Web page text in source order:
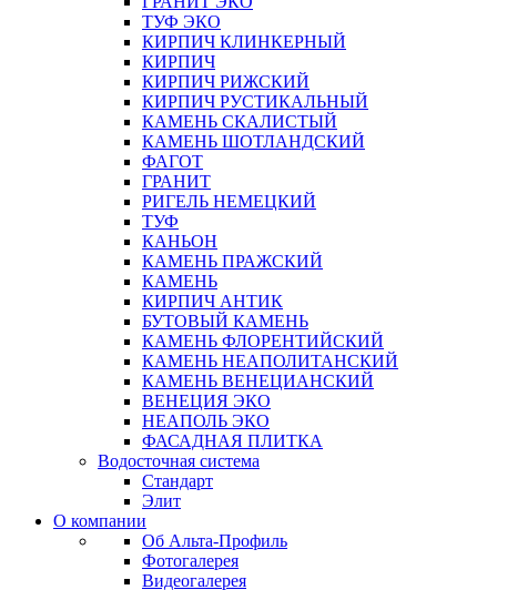
ТУФ ЭКО
КИРПИЧ КЛИНКЕРНЫЙ
КИРПИЧ
КИРПИЧ РИЖСКИЙ
КИРПИЧ РУСТИКАЛЬНЫЙ
КАМЕНЬ СКАЛИСТЫЙ
КАМЕНЬ ШОТЛАНДСКИЙ
ФАГОТ
ГРАНИТ
РИГЕЛЬ НЕМЕЦКИЙ
ТУФ
КАНЬОН
КАМЕНЬ ПРАЖСКИЙ
КАМЕНЬ
КИРПИЧ АНТИК
БУТОВЫЙ КАМЕНЬ
КАМЕНЬ ФЛОРЕНТИЙСКИЙ
КАМЕНЬ НЕАПОЛИТАНСКИЙ
КАМЕНЬ ВЕНЕЦИАНСКИЙ
ВЕНЕЦИЯ ЭКО
НЕАПОЛЬ ЭКО
ФАСАДНАЯ ПЛИТКА
Водосточная система
Стандарт
Элит
О компании
Об Альта-Профиль
Фотогалерея
Видеогалерея